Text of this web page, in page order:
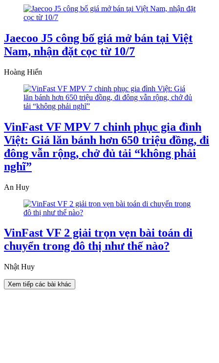
Jaecoo J5 công bố giá mở bán tại Việt
Nam, nhận đặt cọc từ 10/7
Hoàng Hiển
VinFast VF MPV 7 chinh phục gia đình
Việt: Giá lăn bánh hơn 650 triệu đồng, đi
đông vẫn rộng, chở đủ tải “không phải
nghĩ”
An Huy
VinFast VF 2 giải trọn vẹn bài toán di
chuyển trong đô thị như thế nào?
Nhật Huy
Xem tiếp các bài khác